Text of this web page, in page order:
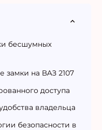
бесшумных
замки на ВАЗ 2107
доступа
владельца
безопасности в